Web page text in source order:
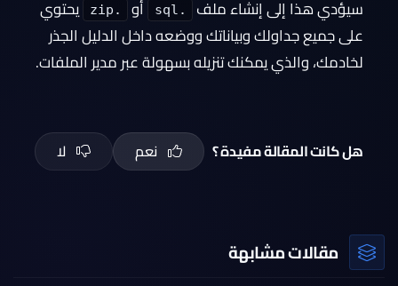
سيؤدي هذا إلى إنشاء ملف
.sql أو .zip
يحتوي
على جميع جداولك وبياناتك ووضعه داخل الدليل الجذر
لخادمك، والذي يمكنك تنزيله بسهولة عبر مدير الملفات.
هل كانت المقالة مفيدة ؟
مقالات مشابهة